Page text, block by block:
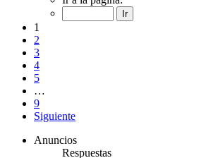
1
2
3
4
5
…
9
Siguiente
Anuncios
Respuestas